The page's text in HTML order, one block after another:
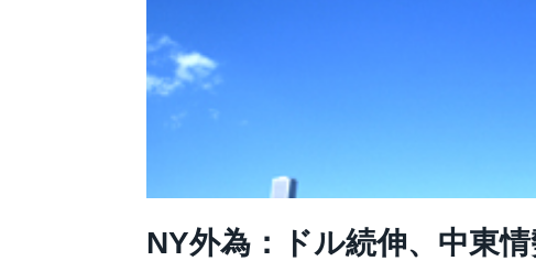
NY外為：ドル続伸、中東